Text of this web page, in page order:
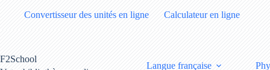
Convertisseur des unités en ligne Calculateur en ligne
F2School
Langue française